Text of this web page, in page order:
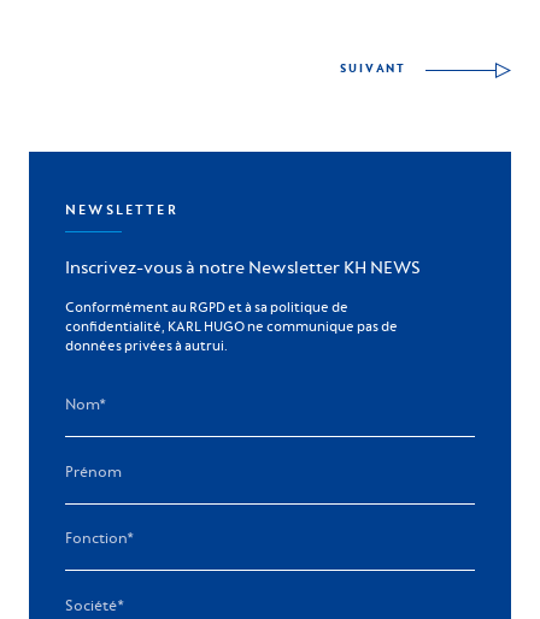
SUIVANT
NEWSLETTER
Inscrivez-vous à notre Newsletter KH NEWS
Conformément au RGPD et à sa politique de
confidentialité, KARL HUGO ne communique pas de
données privées à autrui.